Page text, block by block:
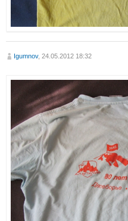
Igumnov, 24.05.2012 18:32